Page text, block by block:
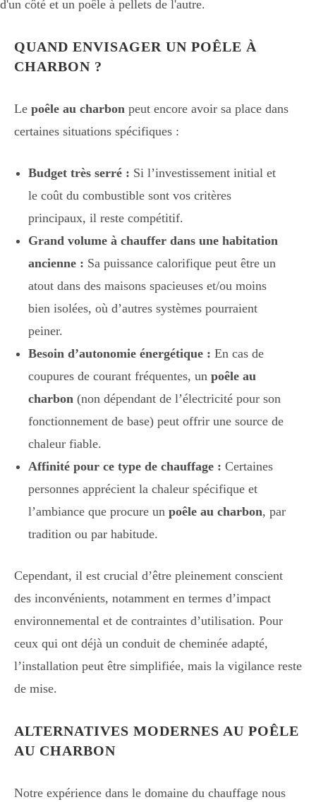
QUAND ENVISAGER UN POÊLE À
CHARBON ?
Le poêle au charbon peut encore avoir sa place dans
certaines situations spécifiques :
Budget très serré : Si l’investissement initial et
le coût du combustible sont vos critères
principaux, il reste compétitif.
Grand volume à chauffer dans une habitation
ancienne : Sa puissance calorifique peut être un
atout dans des maisons spacieuses et/ou moins
bien isolées, où d’autres systèmes pourraient
peiner.
Besoin d’autonomie énergétique : En cas de
coupures de courant fréquentes, un poêle au
charbon (non dépendant de l’électricité pour son
fonctionnement de base) peut offrir une source de
chaleur fiable.
Affinité pour ce type de chauffage : Certaines
personnes apprécient la chaleur spécifique et
l’ambiance que procure un poêle au charbon, par
tradition ou par habitude.
Cependant, il est crucial d’être pleinement conscient
des inconvénients, notamment en termes d’impact
environnemental et de contraintes d’utilisation. Pour
ceux qui ont déjà un conduit de cheminée adapté,
l’installation peut être simplifiée, mais la vigilance reste
de mise.
ALTERNATIVES MODERNES AU POÊLE
AU CHARBON
Notre expérience dans le domaine du chauffage nous